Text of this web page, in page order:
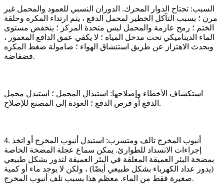
السبب: تجتاح الدوار المحرك. الدوران النسبي للعمود والمحمل غير
مرن ؛ بسبب التآكل الخطير لمحمل الدفع ، يتم ارتداء المكره وحلقة
الختم ؛ رمح عازمة والمحمل ليس متحدة المركز ؛ ينخفض ​​مستوى
الماء الديناميكي تحت مدخل المياه ؛ لا يكفي عمق الدافع المغمور ،
ويحدث الاهتزاز عن طريق استنشاق الهواء ؛ صامولة ضغط المكره
فضفاضة.
استكشاف الأخطاء وإصلاحها: استبدال المحمل ؛ استبدل محمل
الدفع أو قرص الدفع ؛ العودة إلى المصنع للإصلاح.
4. أنبوب المخرج تالف ومتسرب: استبدل أنبوب المخرج أو اتخذ
إجراءات الانسداد للطوارئ. يمكن سماع عجلة المضخة الخاصة
بمضخة البئر العميقة المعلقة في البئر العميقة لتدور بشكل طبيعي
(يدور عداد الكهرباء بشكل طبيعي أيضًا) ، ولكن لا يوجد ماء أو كمية
صغيرة فقط من الماء. معظم هذا بسبب تلف أنبوب المخرج.